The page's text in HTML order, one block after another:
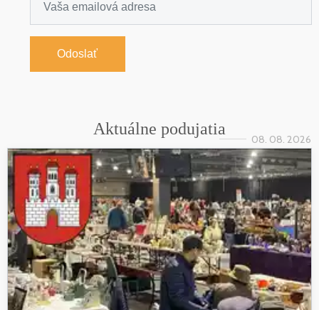
Odoslať
Aktuálne podujatia
08. 08. 2026